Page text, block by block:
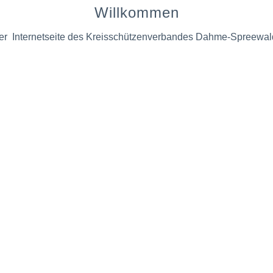
Willkommen
Internetseite des Kreisschützenverbandes Dahme-